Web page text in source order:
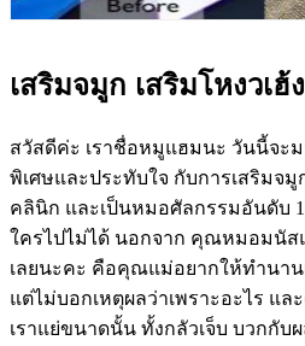
เสริมจมูก เสริมโหงวเ
สวัสดีค่ะ เราชื่อหมูแฮมนะ วันนี้จะ
พิเศษและประทับใจ กับการเสริมจมู
คลินิก และเป็นหมอศัลกรรมอันดับ
ใครไปไม่ได้ นอกจาก คุณหมอมนัส
เลยนะคะ คือคุณแม่อยากให้ทำนาน
แต่ไม่บอกเหตุผลว่าเพราะอะไร แล
เราแย่ขนาดนั้น ทั้งกลัวเจ็บ บวกกั